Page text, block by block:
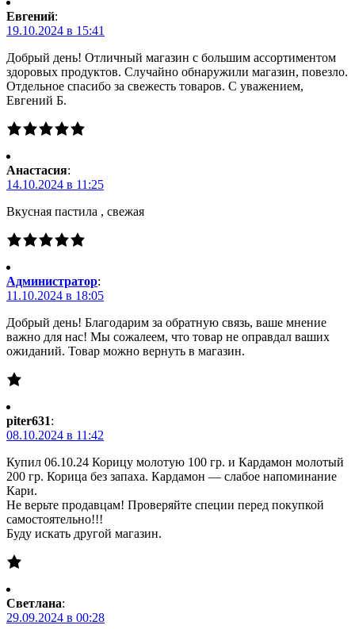
Евгений:
19.10.2024 в 15:41
Добрый день! Отличный магазин с большим ассортиментом
здоровых продуктов. Случайно обнаружили магазин, повезло.
Отдельное спасибо за свежесть товаров. С уважением,
Евгений Б.
Анастасия:
14.10.2024 в 11:25
Вкусная пастила , свежая
Администратор:
11.10.2024 в 18:05
Добрый день! Благодарим за обратную связь, ваше мнение
важно для нас! Мы сожалеем, что товар не оправдал ваших
ожиданий. Товар можно вернуть в магазин.
piter631:
08.10.2024 в 11:42
Купил 06.10.24 Корицу молотую 100 гр. и Кардамон молотый
200 гр. Корица без запаха. Кардамон — слабое напоминание
Кари.
Не верьте продавцам! Проверяйте специи перед покупкой
самостоятельно!!!
Буду искать другой магазин.
Светлана:
29.09.2024 в 00:28